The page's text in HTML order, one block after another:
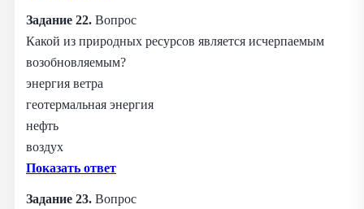
Задание 22. Вопрос
Какой из природных ресурсов является исчерпаемым
возобновляемым?
энергия ветра
геотермальная энергия
нефть
воздух
Показать ответ
Задание 23. Вопрос